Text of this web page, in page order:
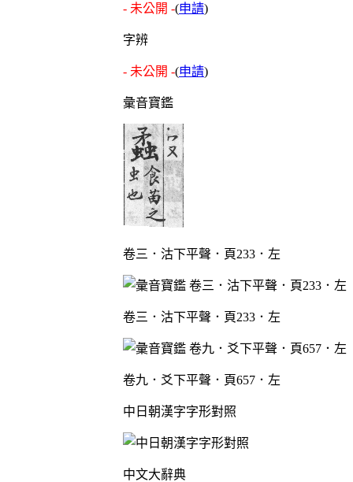
- 未公開 -(申請)
字辨
- 未公開 -(申請)
彙音寶鑑
卷三．沽下平聲．頁233．左
卷三．沽下平聲．頁233．左
卷九．爻下平聲．頁657．左
中日朝漢字字形對照
中文大辭典